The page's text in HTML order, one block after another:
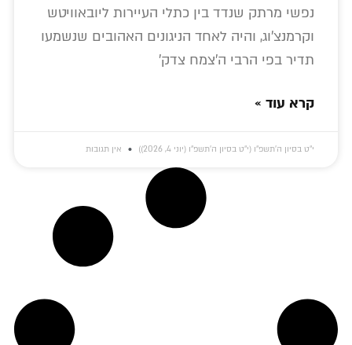
נפשי מרתק שנדד בין כתלי העיירות ליובאוויטש
וקרמנצ'וג, והיה לאחד הניגונים האהובים שנשמעו
תדיר בפי הרבי ה'צמח צדק'
קרא עוד »
י״ט בסיון ה׳תשפ״ו (י״ט בסיון ה׳תשפ״ו (יוני 4, 2026)) אין תגובות